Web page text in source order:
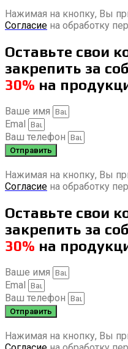
Нажимая на кнопку, Вы
Согласие на обработку
Оставьте свои
закрепить за
30% на
Ваше имя
Emal
Ваш телефон
Отправить
Нажимая на кнопку, Вы
Согласие на обработку
Оставьте свои
закрепить за
30% на
Ваше имя
Emal
Ваш телефон
Отправить
Нажимая на кнопку, Вы